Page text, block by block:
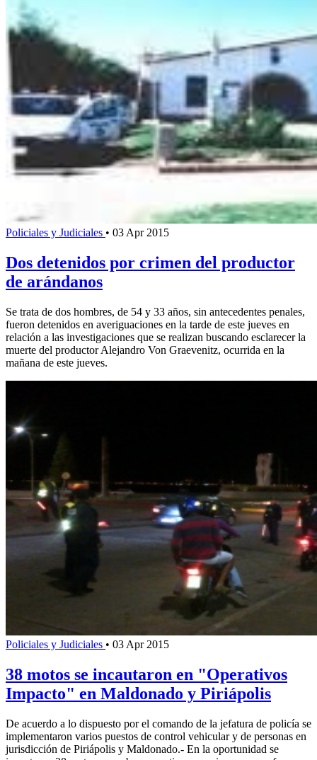
Policiales y Judiciales • 03 Apr 2015
Dos detenidos por crimen del productor
de arándanos
Se trata de dos hombres, de 54 y 33 años, sin antecedentes penales,
fueron detenidos en averiguaciones en la tarde de este jueves en
relación a las investigaciones que se realizan buscando esclarecer la
muerte del productor Alejandro Von Graevenitz, ocurrida en la
mañana de este jueves.
Policiales y Judiciales • 03 Apr 2015
38 motos se incautaron en "Operativos
Impacto" en Maldonado y Piriápolis
De acuerdo a lo dispuesto por el comando de la jefatura de policía se
implementaron varios puestos de control vehicular y de personas en
jurisdicción de Piriápolis y Maldonado.- En la oportunidad se